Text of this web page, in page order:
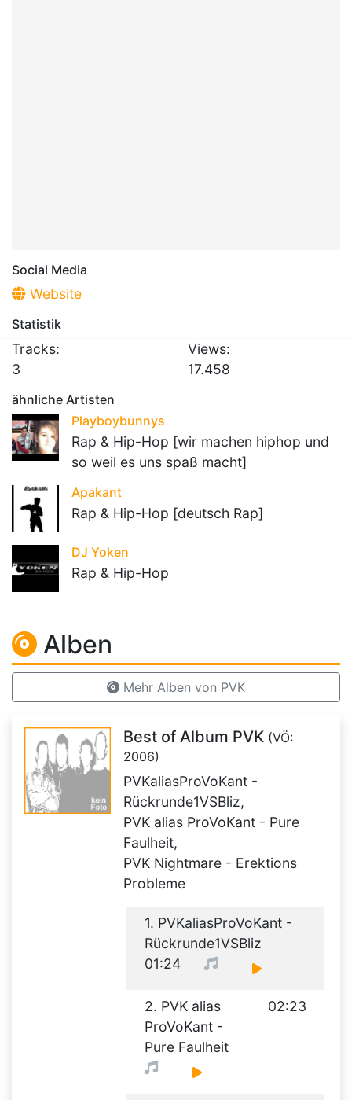
Social Media
Website
Statistik
Tracks:
3
Views:
17.458
ähnliche Artisten
Playboybunnys
Rap & Hip-Hop [wir machen hiphop und
so weil es uns spaß macht]
Apakant
Rap & Hip-Hop [deutsch Rap]
DJ Yoken
Rap & Hip-Hop
Alben
Mehr Alben von PVK
Best of Album PVK (VÖ:
2006)
PVKaliasProVoKant -
Rückrunde1VSBliz,
PVK alias ProVoKant - Pure
Faulheit,
PVK Nightmare - Erektions
Probleme
1. PVKaliasProVoKant -
Rückrunde1VSBliz
01:24
2. PVK alias
ProVoKant -
Pure Faulheit
02:23